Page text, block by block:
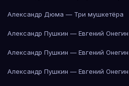
Александр Дюма — Три мушкетёра
Александр Пушкин — Евгений Онегин
Александр Пушкин — Евгений Онегин
Александр Пушкин — Евгений Онегин